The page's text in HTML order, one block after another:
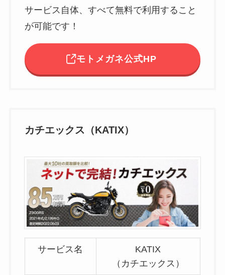
サービス自体、すべて無料で利用すること
が可能です！
モトメガネ公式HP
カチエックス（KATIX）
サービス名
KATIX
（カチエックス）